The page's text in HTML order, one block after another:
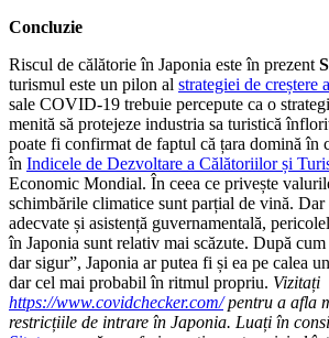
Concluzie
Riscul de călătorie în Japonia este în prezent
turismul este un pilon al strategiei de creștere
sale COVID-19 trebuie percepute ca o
menită să protejeze industria sa turistică
poate fi confirmat de faptul că țara domină în
în Indicele de Dezvoltare a Călătoriilor și
Economic Mondial. În ceea ce privește
schimbările climatice sunt parțial de vină. Dar
adecvate și asistență guvernamentală,
în Japonia sunt relativ mai scăzute. După
dar sigur”, Japonia ar putea fi și ea pe calea
dar cel mai probabil în ritmul propriu. Vizitați
https://www.covidchecker.com/ pentru a afla
restricțiile de intrare în Japonia. Luați în